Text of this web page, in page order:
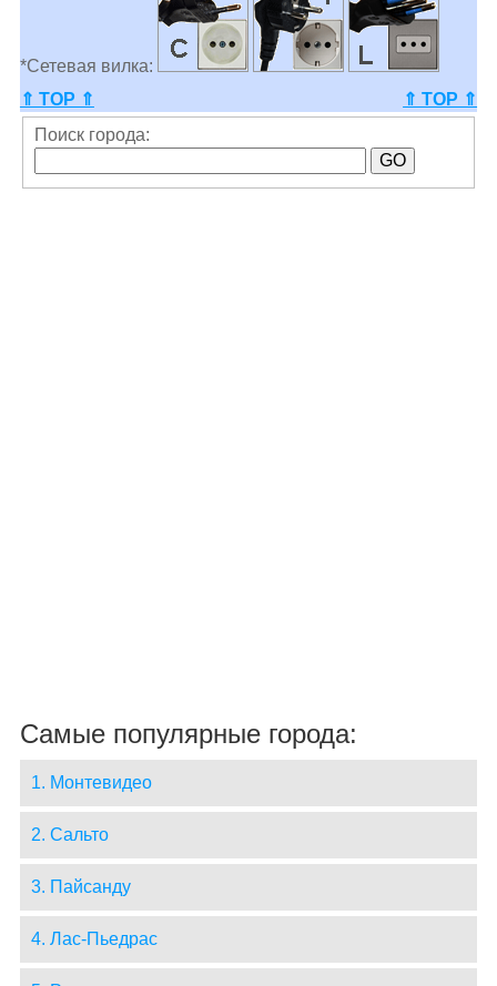
*Сетевая вилка:
⇑ TOP ⇑
⇑ TOP ⇑
Поиск города:
Самые популярные города:
1. Монтевидео
2. Сальто
3. Пайсанду
4. Лас-Пьедрас